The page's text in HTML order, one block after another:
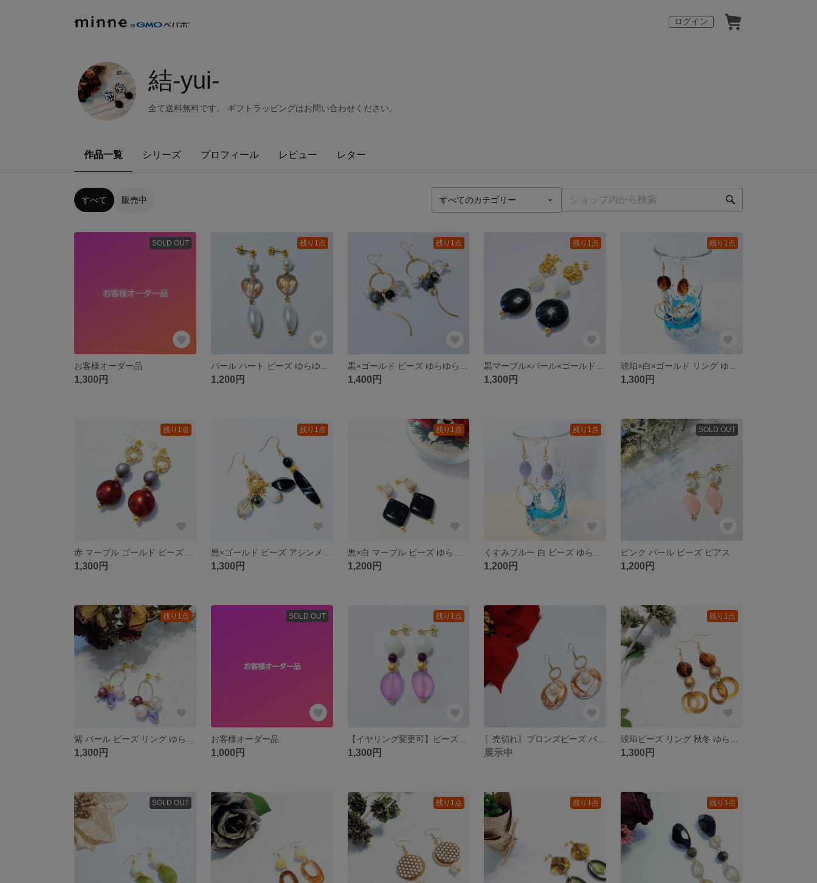
ログイン
結-yui-
全て送料無料です。 ギフトラッピングはお問い合わせください。
作品一覧 シリーズ プロフィール レビュー レター
すべて 販売中
SOLD OUT
お客様オーダー品
1,300円
残り1点
1,200円
残り1点
1,400円
残り1点
1,300円
残り1点
1,300円
残り1点
1,300円
残り1点
1,300円
残り1点
1,200円
残り1点
1,200円
SOLD OUT
ピンク パール ビーズ ピアス
1,200円
残り1点
1,300円
SOLD OUT
お客様オーダー品
1,000円
残り1点
【イヤリング変更可】ビーズピアス 白×紫 ピアス
1,300円 展示中
残り1点
1,300円
SOLD OUT 残り1点 残り1点 残り1点